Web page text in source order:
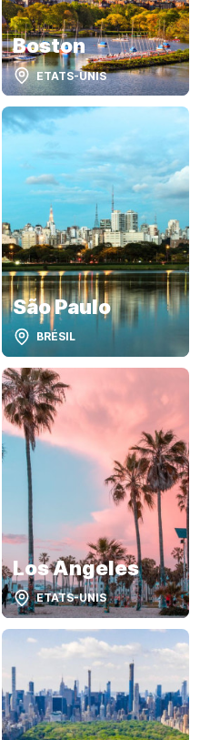
Boston
ETATS-UNIS
São Paulo
BRÉSIL
Los Angeles
ETATS-UNIS